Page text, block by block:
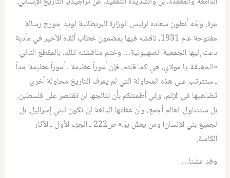
مرة، وجّه أنطون سعاده لرئيس الوزارة البريطانية لويد جورج رسالة
مفتوحة عام 1931، ناقشه فيها بمضمون خطاب ألقاه الأخير في مأدبة
دعت إليها الجمعية الصهيونية… وختم مناقشته تلك، بالمقطع التالي:
«الحقيقة يا مولاي، هي كما قلتم، فإن أموراً عظيمة ـ أموراً عظيمة جداً
ـ ستترتب على هذه المحاولة التي لم يعرف التاريخ محاولة أخرى
تضاهيها في الإثم، وإني أطمئنكم بأن نتائجها لن تقتصر على فلسطين،
بل ستتناول العالم أجمع، وأن عظتها البالغة لن تكون لبني إسرائيل! بل
لجميع بني الإنسان! ومن يعشْ يرَ.» ص222 ـ الجزء الأول ـ الآثار
الكاملة.
وقد عشنا…